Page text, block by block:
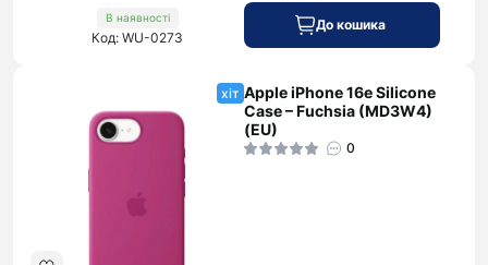
В наявності
Код: WU-0273
До кошика
хіт Apple iPhone 16e Silicone
Case – Fuchsia (MD3W4)
(EU)
0